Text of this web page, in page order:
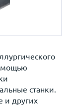
станки.
и других